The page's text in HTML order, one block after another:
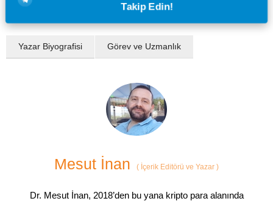
Takip Edin!
Yazar Biyografisi Görev ve Uzmanlık
Mesut İnan ( İçerik Editörü ve Yazar )
Dr. Mesut İnan, 2018’den bu yana kripto para alanında